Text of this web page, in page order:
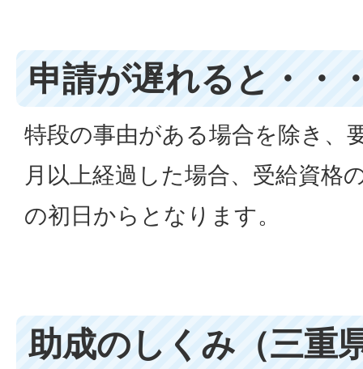
申請が遅れると・・
特段の事由がある場合を除き、
月以上経過した場合、受給資格
の初日からとなります。
助成のしくみ（三重